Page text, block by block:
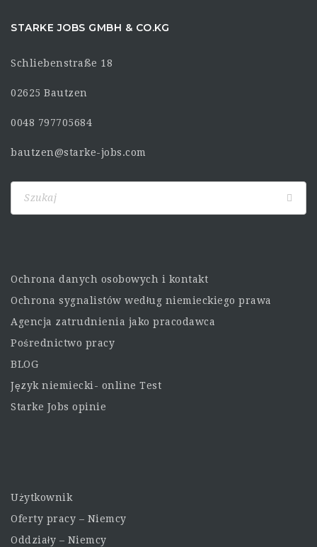
STARKE JOBS GMBH & CO.KG
Schliebenstraße 18
02625 Bautzen
0048 797705684
bautzen@starke-jobs.com
Ochrona danych osobowych i kontakt
Ochrona sygnalistów według niemieckiego prawa
Agencja zatrudnienia jako pracodawca
Pośrednictwo pracy
BLOG
Język niemiecki- online Test
Starke Jobs opinie
Użytkownik
Oferty pracy – Niemcy
Oddziały – Niemcy